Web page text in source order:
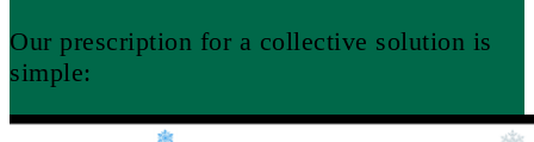
Our prescription for a collective solution is
simple: